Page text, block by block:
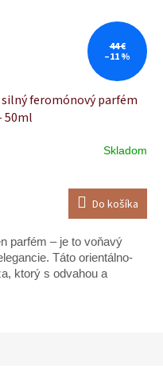
44 €
–11 %
feromónový parfém
50ml
Skladom
Do košíka
parfém – je to voňavý
Táto orientálno-
ktorý s odvahou a